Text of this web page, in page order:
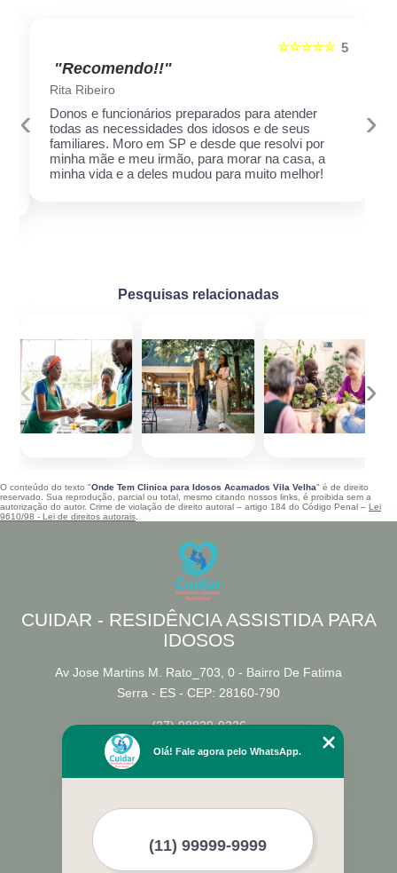
5
☆☆☆☆☆
"Recomendo!!"
Rita Ribeiro
Donos e funcionários preparados para atender
todas as necessidades dos idosos e de seus
familiares. Moro em SP e desde que resolvi por
minha mãe e meu irmão, para morar na casa, a
minha vida e a deles mudou para muito melhor!
‹ ›
Pesquisas relacionadas
‹ ›
O conteúdo do texto "Onde Tem Clinica para Idosos Acamados Vila Velha" é de direito
reservado. Sua reprodução, parcial ou total, mesmo citando nossos links, é proibida sem a
autorização do autor. Crime de violação de direito autoral – artigo 184 do Código Penal – Lei
9610/98 - Lei de direitos autorais.
CUIDAR - RESIDÊNCIA ASSISTIDA PARA
IDOSOS
Av Jose Martins M. Rato_703, 0 - Bairro De Fatima
Serra - ES - CEP: 28160-790
(27) 98829-9226
Home
Empresa
Contato
Olá! Fale agora pelo WhatsApp.